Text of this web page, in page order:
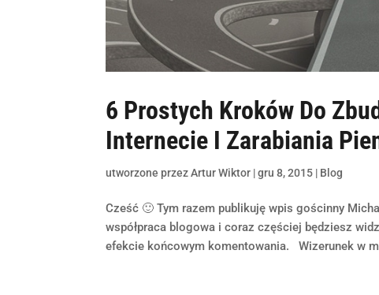
6 Prostych Kroków Do
Internecie I Zarabiania
utworzone przezArtur Wiktor |gru 8, 2015 | Blog
Cześć 🙂 Tym razem publikuję wpis gościnny
współpraca blogowa i coraz częściej będziesz
efekcie końcowym komentowania. Wizerunek w